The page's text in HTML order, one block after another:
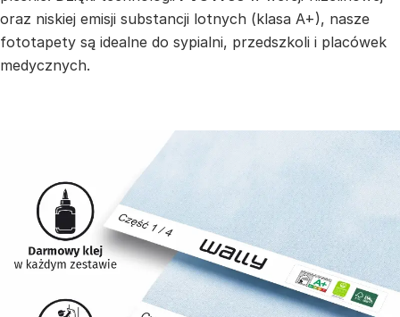
oraz niskiej emisji substancji lotnych (klasa A+), nasze
fototapety są idealne do sypialni, przedszkoli i placówek
medycznych.